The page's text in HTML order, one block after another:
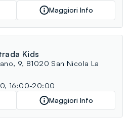
Maggiori Info
Kids
9, 81020 San Nicola La
16:00-20:00
Maggiori Info